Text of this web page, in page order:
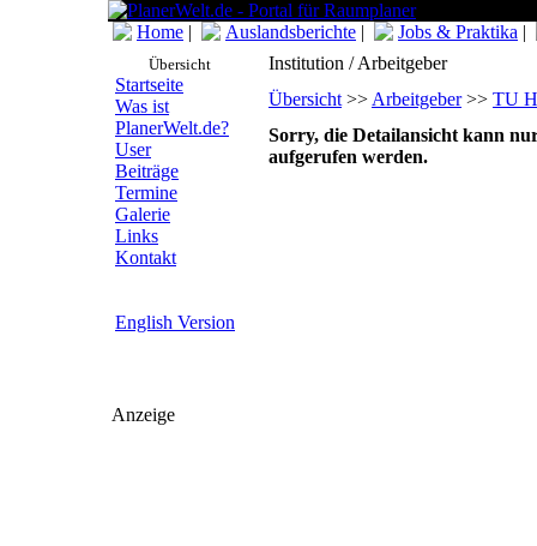
Home | Auslandsberichte | Jobs & Praktika |
Übersicht
Startseite
Was ist
PlanerWelt.de?
User
Beiträge
Termine
Galerie
Links
Kontakt
English Version
Anzeige
Institution / Arbeitgeber
Übersicht >> Arbeitgeber>> TU
Sorry, die Detailansicht kann
aufgerufen werden.